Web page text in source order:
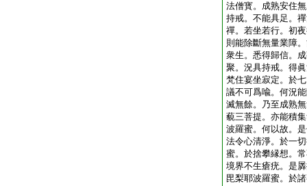
法僧寳。成熟安住
持戒。不能具足。
禪。若坐若行。初
則能除斷無量業障
衆生。悉得歸信。
聚。況具持戒。得
梵住宴坐寂定。於
議不可爲喩。何況
滅無餘。乃至成熟
藐三菩提。亦能積
波羅蜜。何以故。
法令心清淨。於一
蜜。於捨攀縁想。
境界不生瘡疣。是
毘梨耶波羅蜜。於